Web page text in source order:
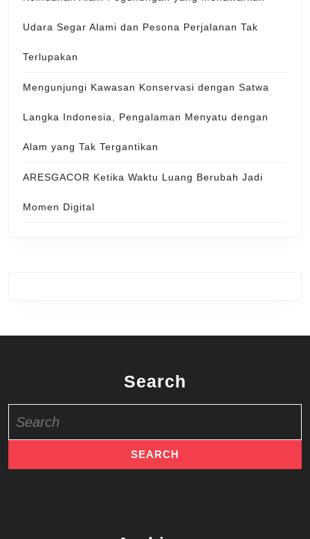
Udara Segar Alami dan Pesona Perjalanan Tak
Terlupakan
Mengunjungi Kawasan Konservasi dengan Satwa
Langka Indonesia, Pengalaman Menyatu dengan
Alam yang Tak Tergantikan
ARESGACOR Ketika Waktu Luang Berubah Jadi
Momen Digital
Search
for: